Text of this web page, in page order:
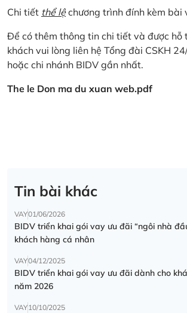
Chi tiết thể lệchương trình đính kèm bài
Để có thêm thông tin chi tiết và được hỗ
khách vui lòng liên hệ Tổng đài CSKH
hoặc chi nhánh BIDV gần nhất.
The le Don ma du xuan web.pdf
Tin bài khác
VAY01/06/2026
BIDV triển khai gói vay ưu đãi “ngôi nhà
khách hàng cá nhân
VAY04/12/2025
BIDV triển khai gói vay ưu đãi dành cho
năm 2026
VAY10/10/2025